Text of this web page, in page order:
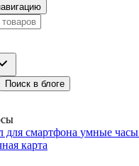
Поиск в блоге
для смартфона умные часы
карта